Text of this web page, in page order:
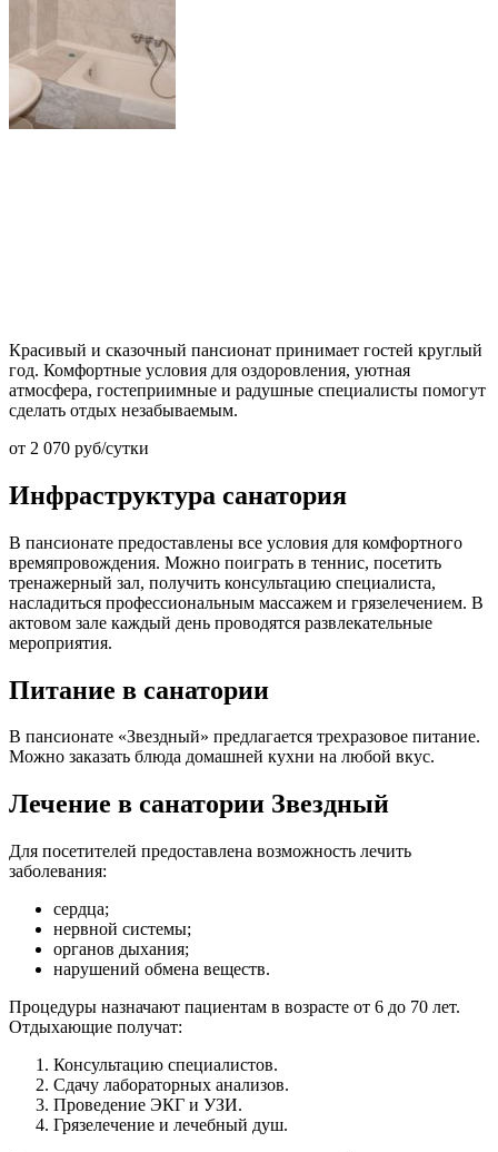
Красивый и сказочный пансионат принимает гостей круглый
год. Комфортные условия для оздоровления, уютная
атмосфера, гостеприимные и радушные специалисты помогут
сделать отдых незабываемым.
от 2 070 руб/сутки
Инфраструктура санатория
В пансионате предоставлены все условия для комфортного
времяпровождения. Можно поиграть в теннис, посетить
тренажерный зал, получить консультацию специалиста,
насладиться профессиональным массажем и грязелечением. В
актовом зале каждый день проводятся развлекательные
мероприятия.
Питание в санатории
В пансионате «Звездный» предлагается трехразовое питание.
Можно заказать блюда домашней кухни на любой вкус.
Лечение в санатории Звездный
Для посетителей предоставлена возможность лечить
заболевания:
сердца;
нервной системы;
органов дыхания;
нарушений обмена веществ.
Процедуры назначают пациентам в возрасте от 6 до 70 лет.
Отдыхающие получат:
Консультацию специалистов.
Сдачу лабораторных анализов.
Проведение ЭКГ и УЗИ.
Грязелечение и лечебный душ.